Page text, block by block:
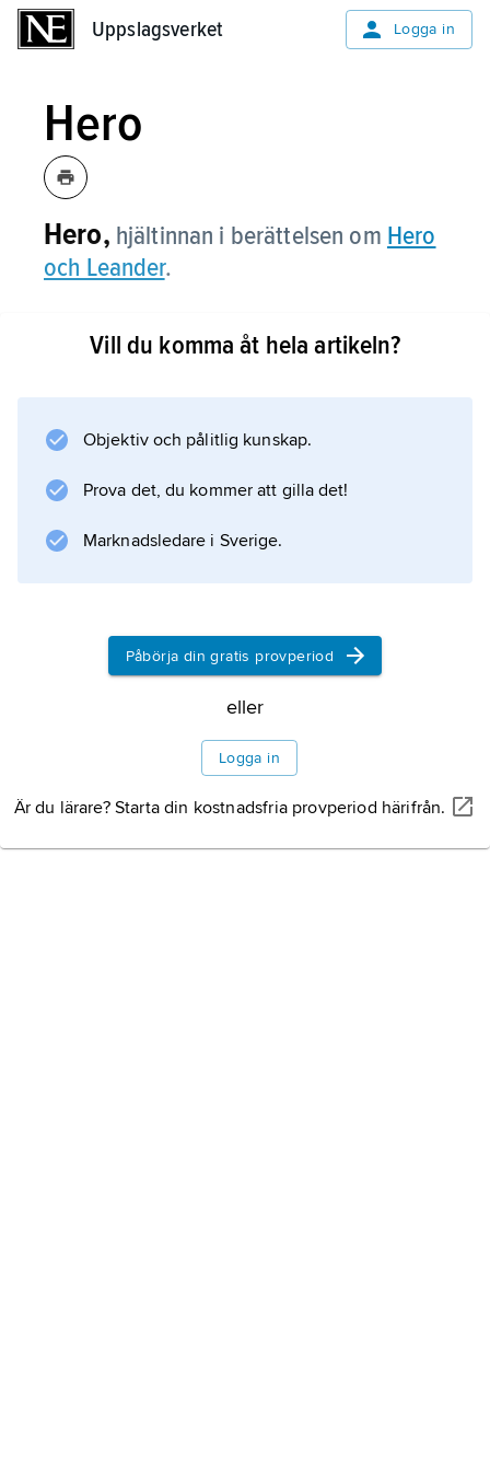
Uppslagsverket Logga in
Hero
Hero, hjältinnan i berättelsen om Hero
och Leander.
Vill du komma åt hela artikeln?
Objektiv och pålitlig kunskap.
Prova det, du kommer att gilla det!
Marknadsledare i Sverige.
Påbörja din gratis provperiod
eller
Logga in
Är du lärare? Starta din kostnadsfria provperiod härifrån.